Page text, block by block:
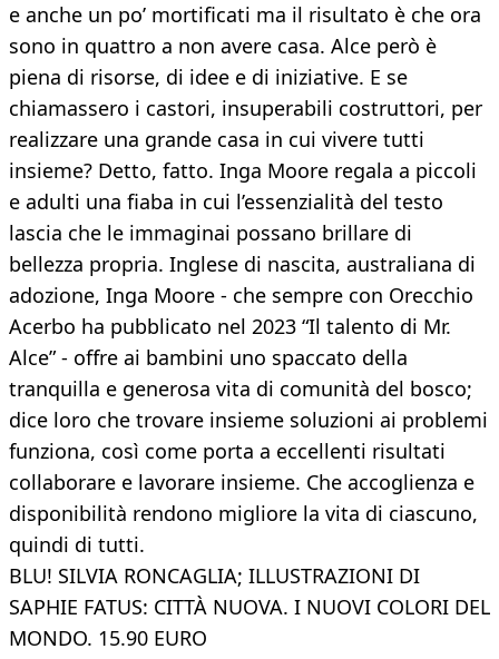
e anche un po’ mortificati ma il risultato è che ora
sono in quattro a non avere casa. Alce però è
piena di risorse, di idee e di iniziative. E se
chiamassero i castori, insuperabili costruttori, per
realizzare una grande casa in cui vivere tutti
insieme? Detto, fatto. Inga Moore regala a piccoli
e adulti una fiaba in cui l’essenzialità del testo
lascia che le immaginai possano brillare di
bellezza propria. Inglese di nascita, australiana di
adozione, Inga Moore - che sempre con Orecchio
Acerbo ha pubblicato nel 2023 “Il talento di Mr.
Alce” - offre ai bambini uno spaccato della
tranquilla e generosa vita di comunità del bosco;
dice loro che trovare insieme soluzioni ai problemi
funziona, così come porta a eccellenti risultati
collaborare e lavorare insieme. Che accoglienza e
disponibilità rendono migliore la vita di ciascuno,
quindi di tutti.
BLU! SILVIA RONCAGLIA; ILLUSTRAZIONI DI
SAPHIE FATUS: CITTÀ NUOVA. I NUOVI COLORI DEL
MONDO. 15.90 EURO